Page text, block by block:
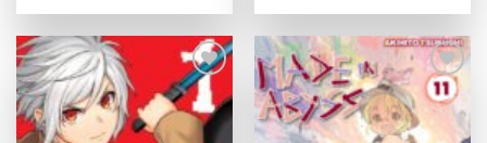
Ajouter
à la
wishlist
Ajouter
à la
wishlist